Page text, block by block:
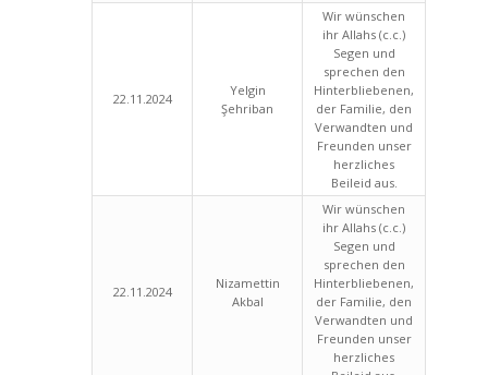
22.11.2024
Yelgin
Şehriban
Wir wünschen
ihr Allahs (c.c.)
Segen und
sprechen den
Hinterbliebenen,
der Familie, den
Verwandten und
Freunden unser
herzliches
Beileid aus.
22.11.2024
Nizamettin
Akbal
Wir wünschen
ihr Allahs (c.c.)
Segen und
sprechen den
Hinterbliebenen,
der Familie, den
Verwandten und
Freunden unser
herzliches